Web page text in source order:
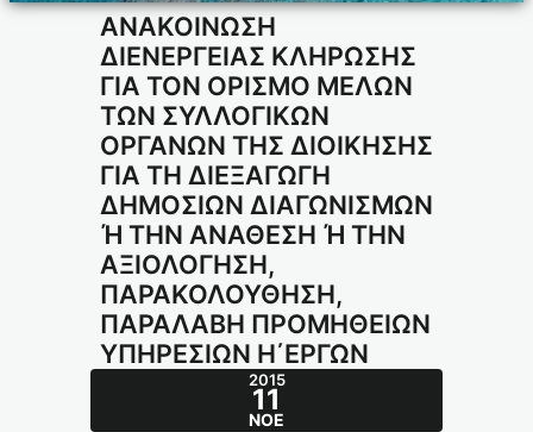
ΑΝΑΚΟΙΝΩΣΗ
ΔΙΕΝΕΡΓΕΙΑΣ ΚΛΗΡΩΣΗΣ
ΓΙΑ ΤΟΝ ΟΡΙΣΜΟ ΜΕΛΩΝ
ΤΩΝ ΣΥΛΛΟΓΙΚΩΝ
ΟΡΓΑΝΩΝ ΤΗΣ ΔΙΟΙΚΗΣΗΣ
ΓΙΑ ΤΗ ΔΙΕΞΑΓΩΓΗ
ΔΗΜΟΣΙΩΝ ΔΙΑΓΩΝΙΣΜΩΝ
Ή ΤΗΝ ΑΝΑΘΕΣΗ Ή ΤΗΝ
ΑΞΙΟΛΟΓΗΣΗ,
ΠΑΡΑΚΟΛΟΥΘΗΣΗ,
ΠΑΡΑΛΑΒΗ ΠΡΟΜΗΘΕΙΩΝ
ΥΠΗΡΕΣΙΩΝ Η΄ΕΡΓΩΝ
2015
11
ΝΟΈ